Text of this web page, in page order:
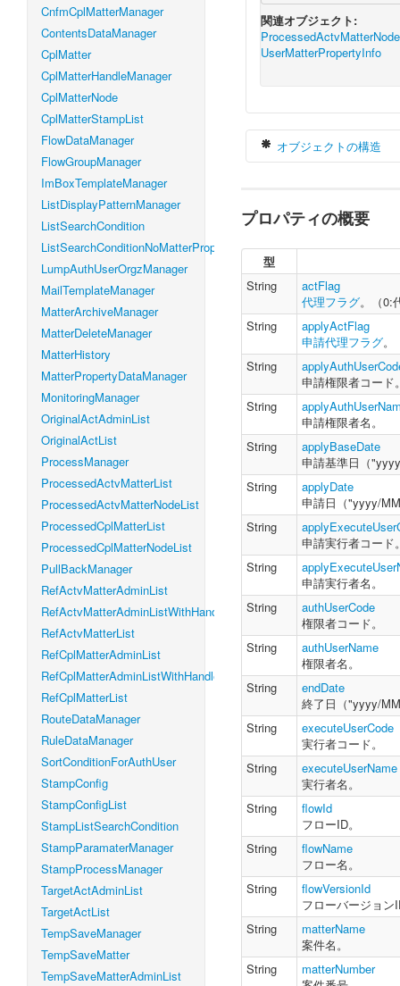
CnfmCplMatterManager
ContentsDataManager
CplMatter
CplMatterHandleManager
CplMatterNode
CplMatterStampList
FlowDataManager
FlowGroupManager
ImBoxTemplateManager
ListDisplayPatternManager
ListSearchCondition
ListSearchConditionNoMatterProperty
LumpAuthUserOrgzManager
MailTemplateManager
MatterArchiveManager
MatterDeleteManager
MatterHistory
MatterPropertyDataManager
MonitoringManager
OriginalActAdminList
OriginalActList
ProcessManager
ProcessedActvMatterList
ProcessedActvMatterNodeList
ProcessedCplMatterList
ProcessedCplMatterNodeList
PullBackManager
RefActvMatterAdminList
RefActvMatterAdminListWithHandleLevel
RefActvMatterList
RefCplMatterAdminList
RefCplMatterAdminListWithHandleLevel
RefCplMatterList
RouteDataManager
RuleDataManager
SortConditionForAuthUser
StampConfig
StampConfigList
StampListSearchCondition
StampParamaterManager
StampProcessManager
TargetActAdminList
TargetActList
TempSaveManager
TempSaveMatter
TempSaveMatterAdminList
関連オブジェクト:
UserMatterPropertyInfo
オブジェクトの構造
var
    actFlag
    applyDate
    endDate
:
    flowId
    flowName
    nodeId
    nodeName
:
    nodeType
:
    startDate
}
プロパティの概要
型
String
actFlag
代理フラグ。（0:
String
applyActFlag
申請代理フラグ。
String
申請権限者コード
String
申請権限者名。
String
applyBaseDate
申請基準日（
String
applyDate
申請日（"yyyy/
String
申請実行者コード
String
申請実行者名。
String
authUserCode
権限者コード。
String
authUserName
権限者名。
String
endDate
終了日（"yyyy/
String
executeUserCode
実行者コード。
String
executeUserName
実行者名。
String
flowId
フローID。
String
flowName
フロー名。
String
flowVersionId
フローバージョン
String
matterName
案件名。
String
matterNumber